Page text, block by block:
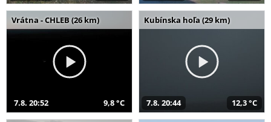
Vrátna - CHLEB (26 km)
7.8. 20:52 9,8 °C
Kubínska hoľa (29 km)
7.8. 20:44 12,3 °C